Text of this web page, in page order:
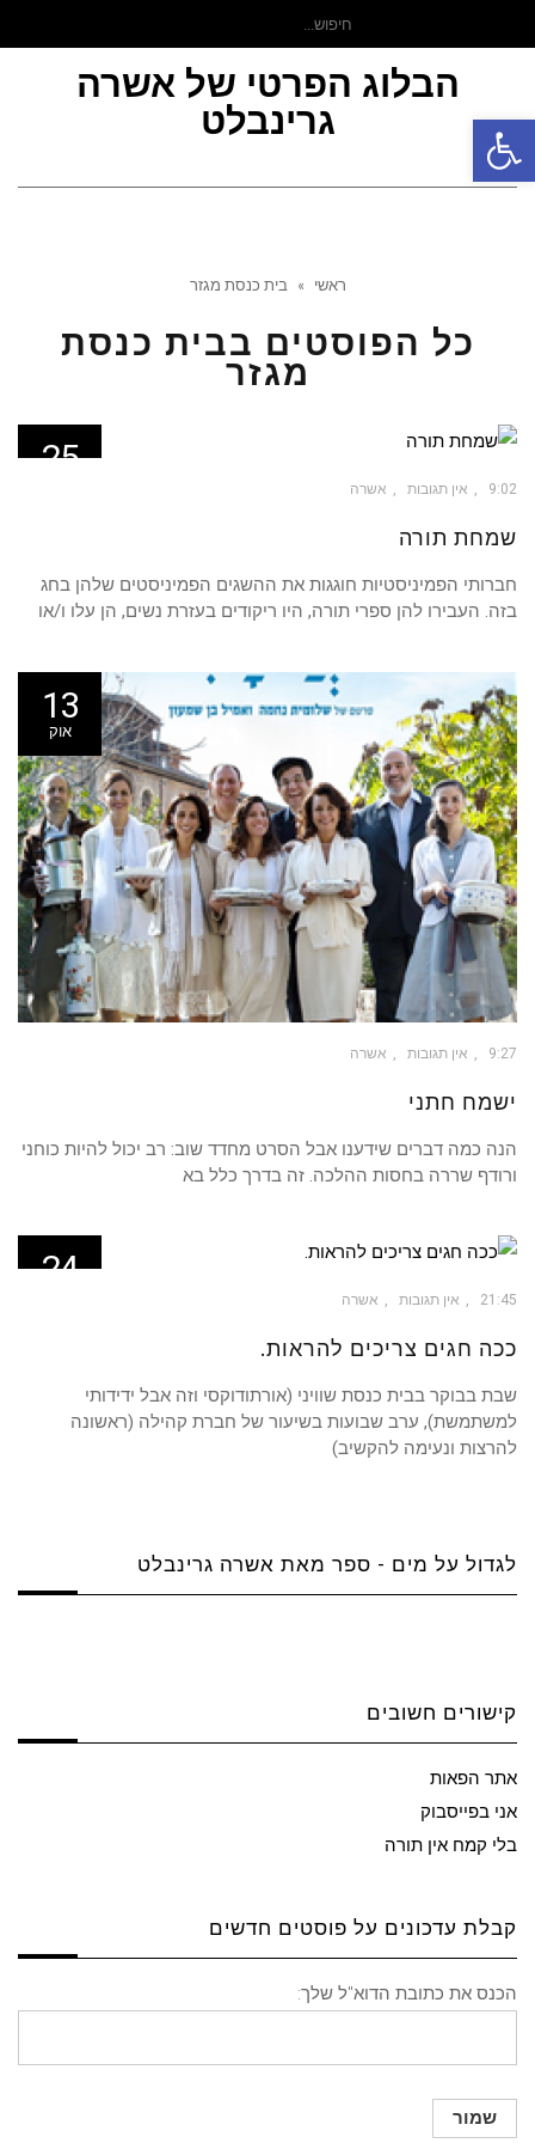
פתח סרגל נגישות
הבלוג הפרטי של אשרה
גרינבלט
ראשי » בית כנסת מגזר
כל הפוסטים בבית כנסת
מגזר
25
9:02 אין תגובות אשרה
שמחת תורה
חברותי הפמיניסטיות חוגגות את ההשגים הפמיניסטים שלהן בחג
בזה. העבירו להן ספרי תורה, היו ריקודים בעזרת נשים, הן עלו ו/או
13
אוק
9:27 אין תגובות אשרה
ישמח חתני
הנה כמה דברים שידענו אבל הסרט מחדד שוב: רב יכול להיות כוחני
ורודף שררה בחסות ההלכה. זה בדרך כלל בא
24
21:45 אין תגובות אשרה
ככה חגים צריכים להראות.
שבת בבוקר בבית כנסת שוויני (אורתודוקסי וזה אבל ידידותי
למשתמשת), ערב שבועות בשיעור של חברת קהילה (ראשונה
להרצות ונעימה להקשיב)
לגדול על מים - ספר מאת אשרה גרינבלט
קישורים חשובים
אתר הפאות
אני בפייסבוק
בלי קמח אין תורה
קבלת עדכונים על פוסטים חדשים
הכנס את כתובת הדוא"ל שלך: